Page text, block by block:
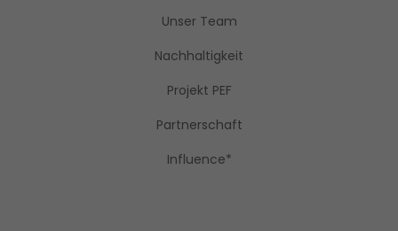
Unser Team
Nachhaltigkeit
Projekt PEF
Partnerschaft
Influence*